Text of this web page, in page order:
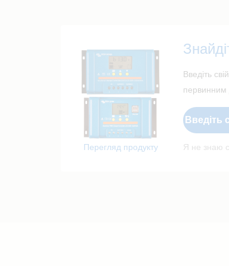
Перегляд продукту
Введіть
первинним
Введіть
Я не знаю